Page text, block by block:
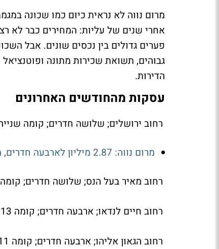
מרום נווה לא נראית כיום כמו שכונה
אחרי שנים של עליות: המחירים כבר לא
פערים גדולים בין נכסים שונים. אבל
גבוהים, תשואת שכירות מתונה
הדירות.
עסקות מהחודשים האחרונים
רחוב ירושלים; שלושה חדרים; קומה שנייה; 61 מ"ר; 2.3 מיליון שקל (כ-37.7 אלף שקל
מרום נווה: 2.87 מיליון לארבעה חדרים, מה קרה למחירים בשנה האחרונה?
רחוב מאיר בעל הנס; שלושה חדרים; קומה שנייה; 59 מ"ר; 2.155 מיליון שקל (כ-
רחוב חיים לנדאו; ארבעה חדרים; קומה 13; 101.76 מ"ר; 3.25 מיליון שקל (כ-32.2 אלף שקל למ"ר)
רחוב הגאון אליהו; ארבעה חדרים; קומה 11; 123.65 מ"ר; 3.73 מיליון שקל (כ-30.3 אלף שקל למ"ר)